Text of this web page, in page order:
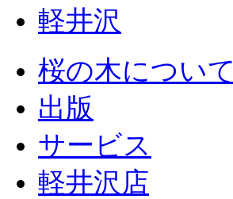
軽井沢
桜の木について
出版
サービス
軽井沢店